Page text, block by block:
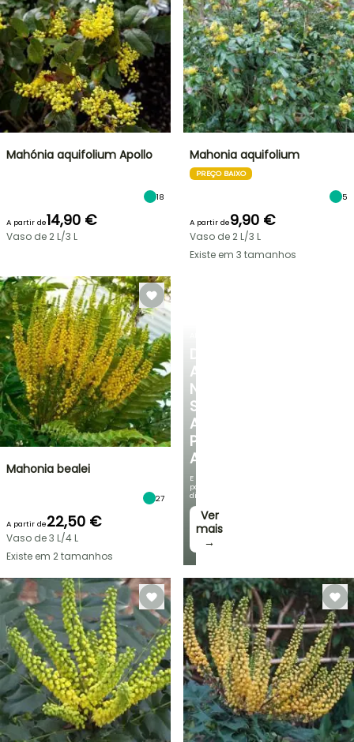
DESCUBRA
A
NOSSA
SELEÇÃO
A
PREÇOS
ACESSÍVEIS
E
poupe
dinheiro!
Ver
mais
→
Mahónia aquifolium Apollo
18
A partir de14,90 €
Vaso de 2 L/3 L
Mahonia aquifolium
PREÇO BAIXO
5
A partir de9,90 €
Vaso de 2 L/3 L
Existe em 3 tamanhos
Mahonia bealei
27
A partir de22,50 €
Vaso de 3 L/4 L
Existe em 2 tamanhos